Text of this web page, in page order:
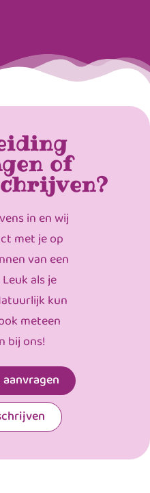
of
in en wij
met je op
van een
als je
kun
meteen
bij ons!